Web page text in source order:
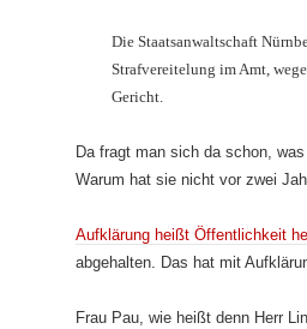
Die Staatsanwaltschaft
Strafvereitelung im Amt,
Gericht.
Da fragt man sich da schon,
Warum hat sie nicht vor zwei
Aufklärung heißt Öffentlichkeit
abgehalten. Das hat mit
Frau Pau, wie heißt denn Herr